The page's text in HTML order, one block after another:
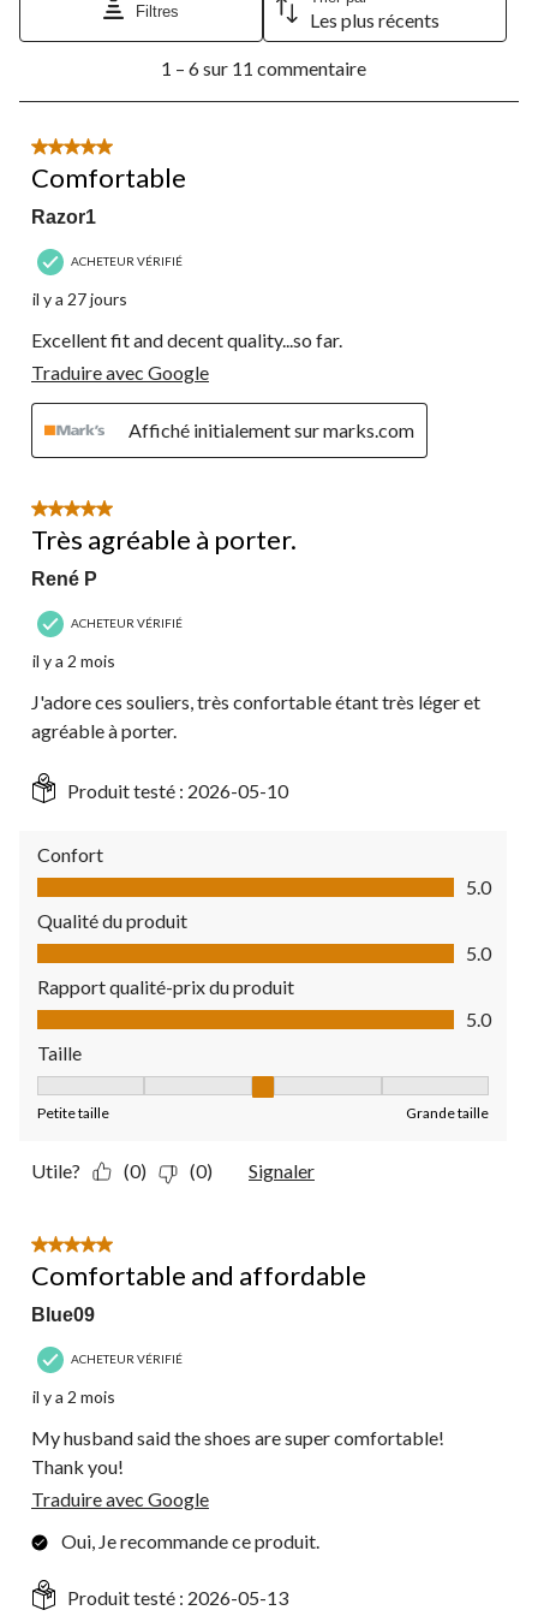
Filtres
Les plus récents
6
11
commentaire.
1 – 6 sur 11 commentaire
5 étoile(s) sur 5.
Comfortable
Razor1
ACHETEUR VÉRIFIÉ
il y a 27 jours
Excellent fit and decent quality...so far.
Traduire avec Google
Affiché initialement sur marks.com
5 étoile(s) sur 5.
Très agréable à porter.
René P
ACHETEUR VÉRIFIÉ
il y a 2 mois
J'adore ces souliers, très confortable étant très léger et
agréable à porter.
Produit testé : 2026-05-10
Confort
Confort, 5.0 sur 5
5.0
Qualité du produit
Qualité du produit, 5.0 sur 5
5.0
Rapport qualité-prix du produit
Rapport qualité-prix du produit, 5.0 sur 5
5.0
Taille
Petite taille Grande taille
Utile? (0) (0) Signaler
5 étoile(s) sur 5.
Comfortable and affordable
Blue09
ACHETEUR VÉRIFIÉ
il y a 2 mois
My husband said the shoes are super comfortable!
Thank you!
Traduire avec Google
Oui, Je recommande ce produit.
Produit testé : 2026-05-13